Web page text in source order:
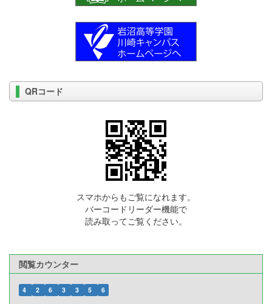
QRコード
スマホからもご覧になれます。
バーコードリーダー機能で
読み取ってご覧ください。
閲覧カウンター
4 2 6 3 3 5 6